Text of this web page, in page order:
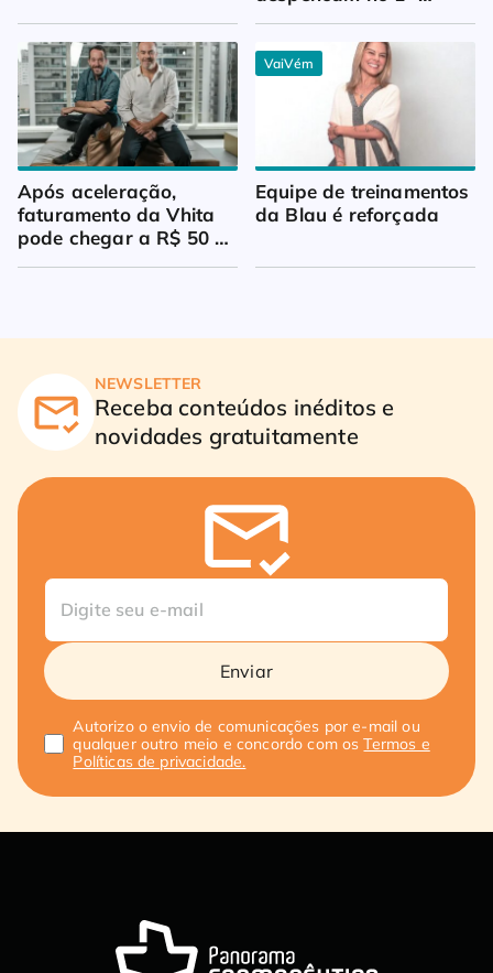
trimestre
Após aceleração,
faturamento da Vhita
pode chegar a R$ 50
VaiVém
Equipe de treinamentos
da Blau é reforçada
NEWSLETTER
Receba conteúdos inéditos e
novidades gratuitamente
Enviar
Autorizo o envio de comunicações por e-mail ou
qualquer outro meio e concordo com osTermos e
Políticas de privacidade.